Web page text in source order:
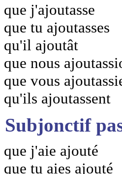
que j'ajoutasse
que tu ajoutasses
qu'il ajoutât
que nous
que vous
qu'ils ajoutassent
Subjonctif
que j'aie ajouté
que tu aies ajouté